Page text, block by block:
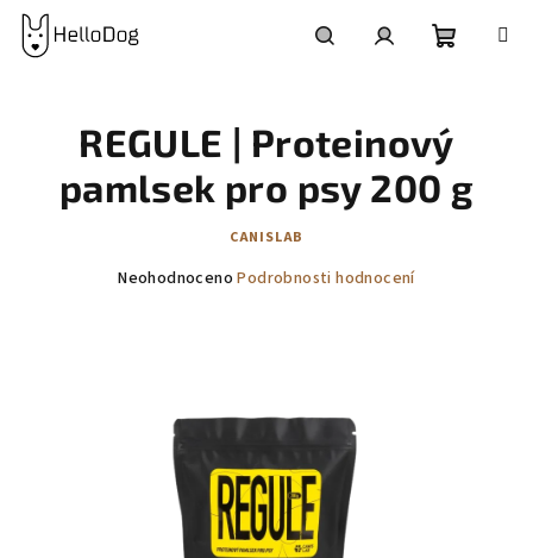
Přejít
obsah
košík
REGULE | Proteinový
pamlsek pro psy 200 g
CANISLAB
Průměrné
hvězdiček.
Neohodnoceno Podrobnosti hodnocení